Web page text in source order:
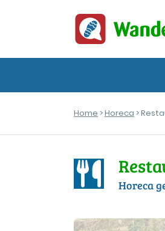
Home >Horeca >
Horeca